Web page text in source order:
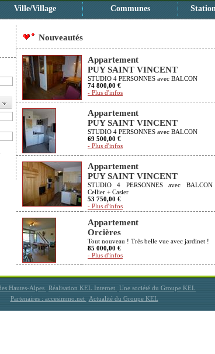
Ville/Village Communes
Nouveautés
Appartement
PUY SAINT VINCENT
STUDIO 4 PERSONNES avec BALCON
74 800,00 €
- Plus d'infos
Appartement
PUY SAINT VINCENT
STUDIO 4 PERSONNES avec BALCON
69 500,00 €
- Plus d'infos
Appartement
PUY SAINT VINCENT
STUDIO 4 PERSONNES avec
Cellier + Casier
53 750,00 €
- Plus d'infos
Appartement
Orcières
Tout nouveau ! Très belle vue avec jardinet !
85 000,00 €
- Plus d'infos
Hautes-Alpes Réalisation KEL Internet Une société du Groupe KEL
Partenaires : accesimmo.net
Actualité du Groupe KEL